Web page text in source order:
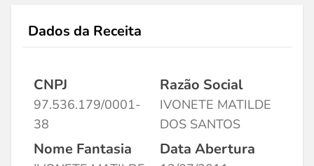
Dados da Receita
CNPJ
97.536.179/0001-
38
Razão Social
IVONETE MATILDE
DOS SANTOS
Nome Fantasia Data Abertura